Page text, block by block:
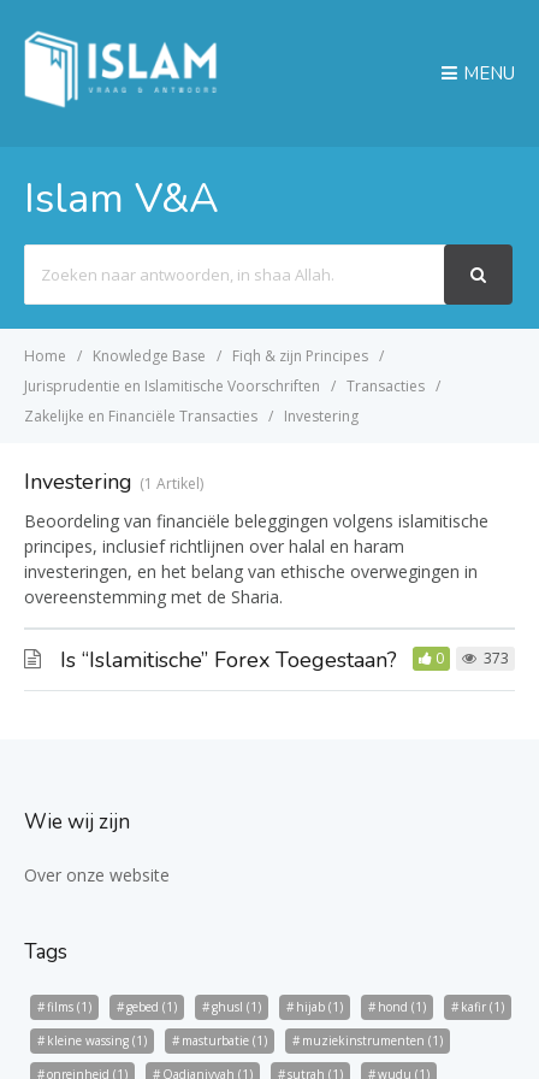
MENU
Islam V&A
For
Home Knowledge Base
Fiqh & zijn Principes
Jurisprudentie en Islamitische Voorschriften
Transacties
Zakelijke en Financiële Transacties
Investering
Investering 1 Artikel
Beoordeling van financiële beleggingen volgens islamitische
principes, inclusief richtlijnen over halal en haram
investeringen, en het belang van ethische overwegingen in
overeenstemming met de Sharia.
Is “Islamitische” Forex Toegestaan? 0 373
Wie wij zijn
Over onze website
Tags
films (1) gebed (1) ghusl (1) hijab (1) hond (1) kafir (1)
kleine wassing (1) masturbatie (1) muziekinstrumenten (1)
onreinheid (1) Qadianiyyah (1) sutrah (1) wudu (1)